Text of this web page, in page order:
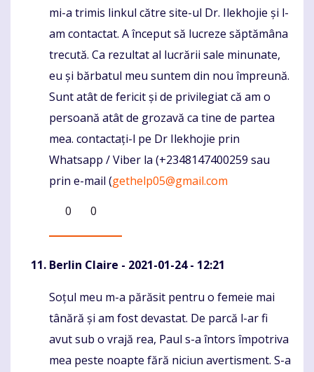
mi-a trimis linkul către site-ul Dr. Ilekhojie și l-
am contactat. A început să lucreze săptămâna
trecută. Ca rezultat al lucrării sale minunate,
eu și bărbatul meu suntem din nou împreună.
Sunt atât de fericit și de privilegiat că am o
persoană atât de grozavă ca tine de partea
mea. contactați-l pe Dr Ilekhojie prin
Whatsapp / Viber la (+2348147400259 sau
prin e-mail (gethelp05@gmail.com
0
0
Berlin Claire - 2021-01-24 - 12:21
Komentaras
Soțul meu m-a părăsit pentru o femeie mai
tânără și am fost devastat. De parcă l-ar fi
avut sub o vrajă rea, Paul s-a întors împotriva
mea peste noapte fără niciun avertisment. S-a